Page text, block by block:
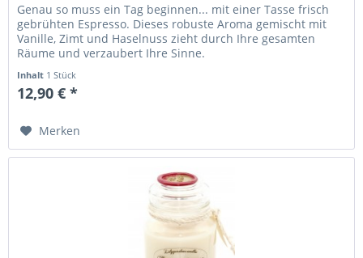
Genau so muss ein Tag beginnen... mit einer Tasse frisch
gebrühten Espresso. Dieses robuste Aroma gemischt mit
Vanille, Zimt und Haselnuss zieht durch Ihre gesamten
Räume und verzaubert Ihre Sinne.
Inhalt 1 Stück
12,90 € *
Merken